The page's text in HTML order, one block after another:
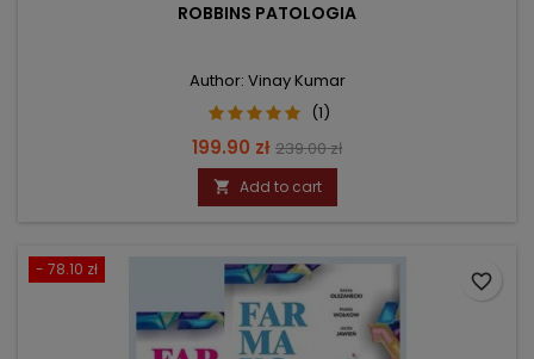
ROBBINS PATOLOGIA
Author: Vinay Kumar
(1)
Price
199.90 zł Regular
price
239.00 zł
 Add to cart
- 78.10 zł
favorite_border